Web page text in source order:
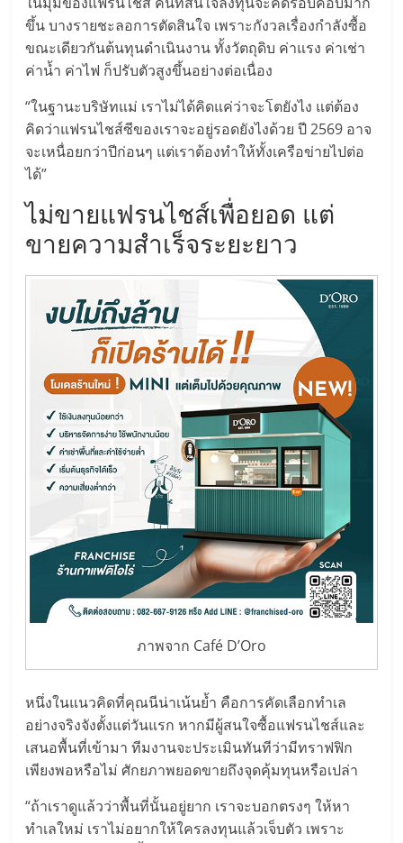
การ
ลงทุน
และ
ขยาย
สา
ขา
แฟ
รน
ไชส์,
ศูนย์
รวม
แฟ
รน
ไชส์
พร้อม
ทำเล
สำหรับ
ขึ้น บางรายชะลอการตัดสินใจ เพราะกังวลเรื่องกำลังซื้อ
ขณะเดียวกันต้นทุนดำเนินงาน ทั้งวัตถุดิบ ค่าแรง ค่าเช่า
ค่าน้ำ ค่าไฟ ก็ปรับตัวสูงขึ้นอย่างต่อเนื่อง
“ในฐานะบริษัทแม่ เราไม่ได้คิดแค่ว่าจะโตยังไง แต่ต้อง
คิดว่าแฟรนไชส์ซีของเราจะอยู่รอดยังไงด้วย ปี 2569 อาจ
จะเหนื่อยกว่าปีก่อนๆ แต่เราต้องทำให้ทั้งเครือข่ายไปต่อ
ได้”
ไม่ขายแฟรนไชส์เพื่อยอด แต่
ขายความสำเร็จระยะยาว
ภาพจาก Café D’Oro
หนึ่งในแนวคิดที่คุณนีน่าเน้นย้ำ คือการคัดเลือกทำเล
อย่างจริงจังตั้งแต่วันแรก หากมีผู้สนใจซื้อแฟรนไชส์และ
เสนอพื้นที่เข้ามา ทีมงานจะประเมินทันทีว่ามีทราฟฟิก
เพียงพอหรือไม่ ศักยภาพยอดขายถึงจุดคุ้มทุนหรือเปล่า
“ถ้าเราดูแล้วว่าพื้นที่นั้นอยู่ยาก เราจะบอกตรงๆ ให้หา
ทำเลใหม่ เราไม่อยากให้ใครลงทุนแล้วเจ็บตัว เพราะ